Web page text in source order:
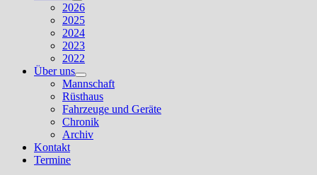
Untermenü
anzeigen
2026
2025
2024
2023
2022
Über uns
Untermenü
anzeigen
Mannschaft
Rüsthaus
Fahrzeuge und Geräte
Chronik
Archiv
Kontakt
Termine